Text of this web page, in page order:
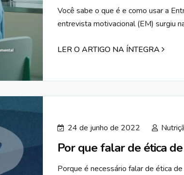
Você sabe o que é e como usar a
entrevista motivacional (EM) surgiu
LER O ARTIGO NA ÍNTEGRA
24 de junho de 2022
Por que falar de ética
Porque é necessário falar de ética